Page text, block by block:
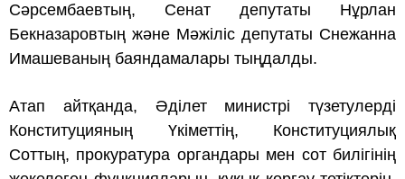
Сәрсембаевтың, Сенат депутаты Нұрлан
Бекназаровтың және Мәжіліс депутаты Снежанна
Имашеваның баяндамалары тыңдалды.
Атап айтқанда, Әділет министрі түзетулерді
Конституцияның Үкіметтің, Конституциялық
Соттың, прокуратура органдары мен сот билігінің